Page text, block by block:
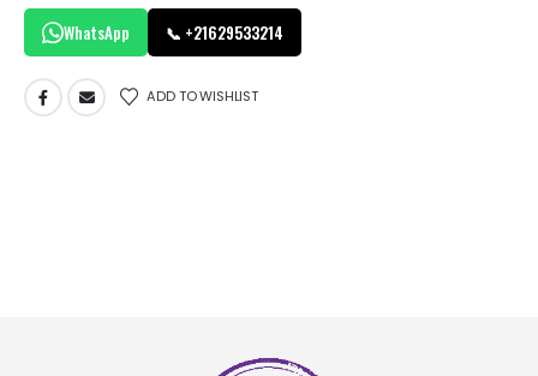
WhatsApp 📞 +21629533214
ADD TO WISHLIST